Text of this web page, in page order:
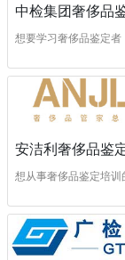
想要学习奢侈品鉴定者
安洁利奢侈品鉴
想从事奢侈品鉴定培训